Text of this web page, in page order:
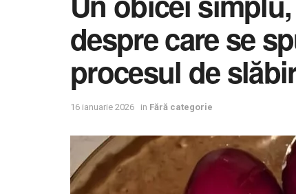
despre care se
procesul de
16 ianuarie 2026 in Fără categorie